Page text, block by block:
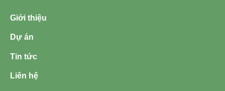
Giới thiệu
Dự án
Tin tức
Liên hệ